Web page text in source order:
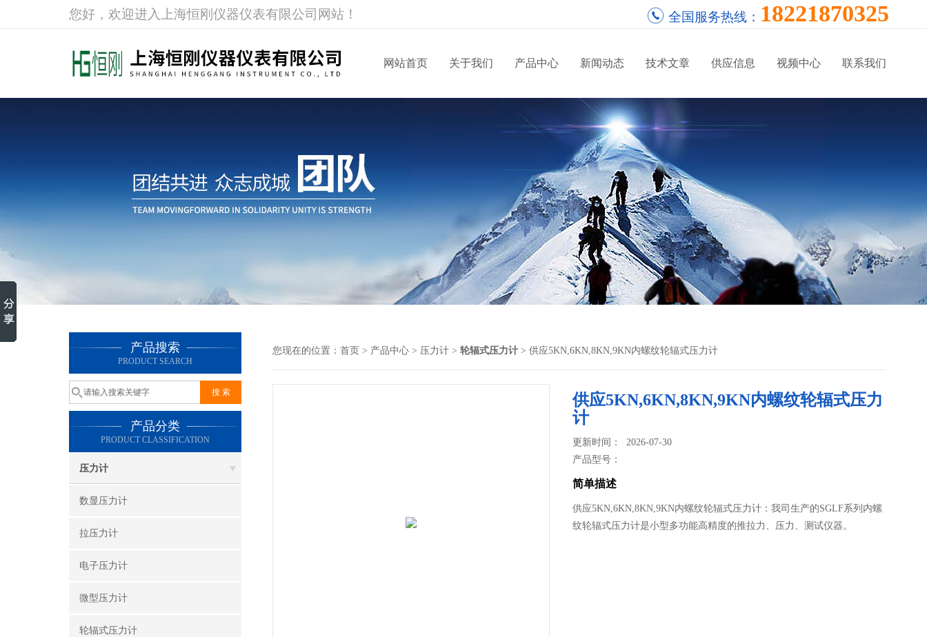
您好，欢迎进入上海恒刚仪器仪表有限公司网站！ 全国服务热线： 18221870325
网站首页 关于我们 产品中心 新闻动态 技术文章 供应信息 视频中心 联系我们
产品搜索
PRODUCT SEARCH
产品分类
PRODUCT CLASSIFICATION
压力计
数显压力计
拉压力计
电子压力计
微型压力计
轮辐式压力计
您现在的位置： 首页 > 产品中心 > 压力计 > 轮辐式压力计 > 供应5KN,6KN,8KN,9KN内螺纹轮辐式压力计
供应5KN,6KN,8KN,9KN内螺纹轮辐式压力
计
更新时间： 2026-07-30
产品型号：
简单描述
供应5KN,6KN,8KN,9KN内螺纹轮辐式压力计：我司生产的SGLF系列内螺
纹轮辐式压力计是小型多功能高精度的推拉力、压力、测试仪器。